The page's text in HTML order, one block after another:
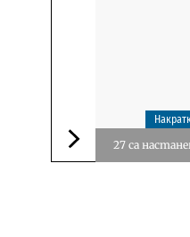
Следваща
27 са